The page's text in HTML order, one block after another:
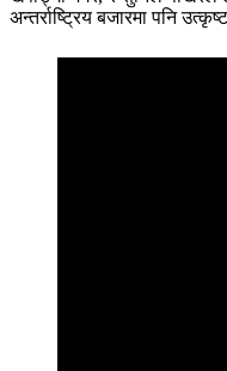
अन्तर्राष्ट्रिय बजारमा पनि